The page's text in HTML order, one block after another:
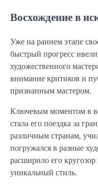
Восхождение в
Уже на раннем этапе
быстрый прогресс
художественного
внимание критиков и
признанным мастером.
Ключевым моментом в
стала его поездка за
различным странам,
погружался в разные
расширило его
уникальный стиль.